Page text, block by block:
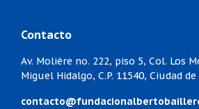
Contacto
Av. Molière no. 222, piso 5, Col. Los
Miguel Hidalgo, C.P. 11540, Ciudad